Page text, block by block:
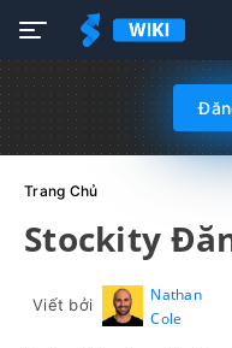
Trang Chủ
Stockity
Viết bởi
Nathan
Cole